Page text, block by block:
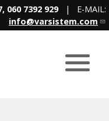
060 7392 929| E-MAIL:
info@varsistem.com